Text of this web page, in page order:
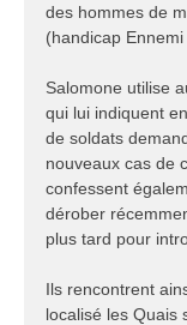
des hommes de
(handicap Ennemi
Salomone utilise
qui lui indiquent
de soldats
nouveaux cas de
confessent
dérober
plus tard pour
Ils rencontrent
localisé les Quais